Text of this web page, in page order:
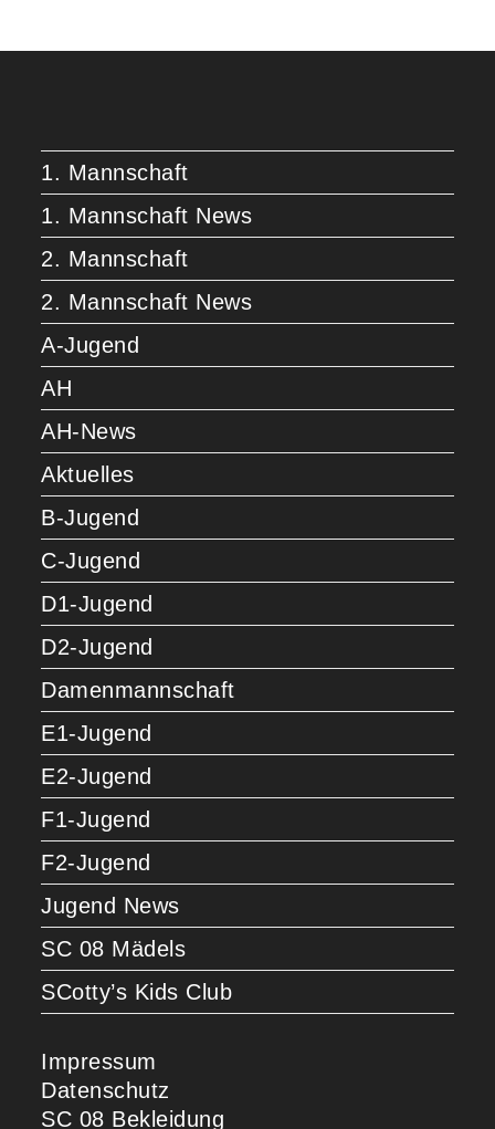
1. Mannschaft
1. Mannschaft News
2. Mannschaft
2. Mannschaft News
A-Jugend
AH
AH-News
Aktuelles
B-Jugend
C-Jugend
D1-Jugend
D2-Jugend
Damenmannschaft
E1-Jugend
E2-Jugend
F1-Jugend
F2-Jugend
Jugend News
SC 08 Mädels
SCotty’s Kids Club
Impressum
Datenschutz
SC 08 Bekleidung